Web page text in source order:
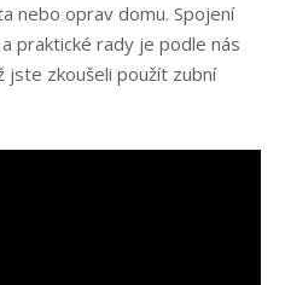
nebo oprav domu. Spojení
praktické rady je podle nás
jste zkoušeli použít zubní